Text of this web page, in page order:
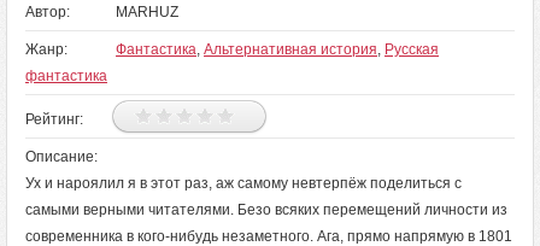
Автор: MARHUZ
Жанр: Фантастика, Альтернативная история, Русская
фантастика
Рейтинг:
Описание:
Ух и нароялил я в этот раз, аж самому невтерпёж поделиться с
самыми верными читателями. Безо всяких перемещений личности из
современника в кого-нибудь незаметного. Ага, прямо напрямую в 1801